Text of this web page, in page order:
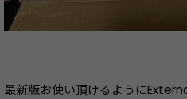
最新版お使い頂けるように